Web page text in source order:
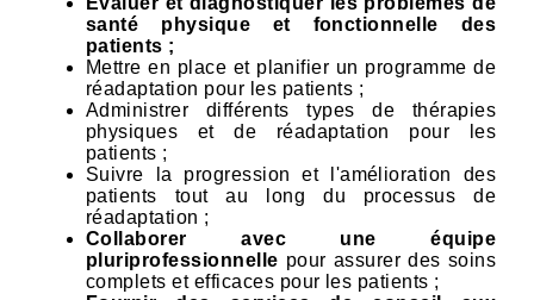
santé physique et fonctionnelle des
patients ;
Mettre en place et planifier un programme de
réadaptation pour les patients ;
Administrer différents types de thérapies
physiques et de réadaptation pour les
patients ;
Suivre la progression et l'amélioration des
patients tout au long du processus de
réadaptation ;
Collaborer avec une équipe
pluriprofessionnelle pour assurer des soins
complets et efficaces pour les patients ;